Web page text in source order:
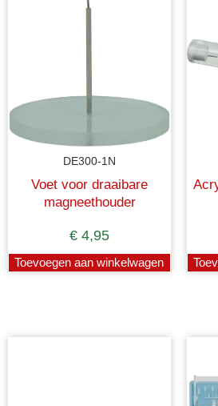
DE300-1N
Voet voor draaibare
magneethouder
€ 4,95
Toevoegen aan winkelwagen